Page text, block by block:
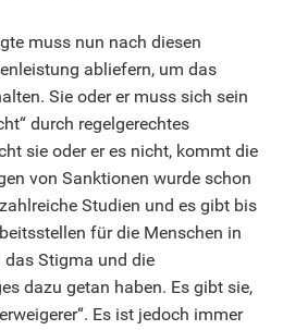
muss nun nach diesen
abliefern, um das
Sie oder er muss sich sein
durch regelgerechtes
sie oder er es nicht, kommt die
von Sanktionen wurde schon
Studien und es gibt bis
für die Menschen in
das Stigma und die
dazu getan haben. Es gibt sie,
Es ist jedoch immer